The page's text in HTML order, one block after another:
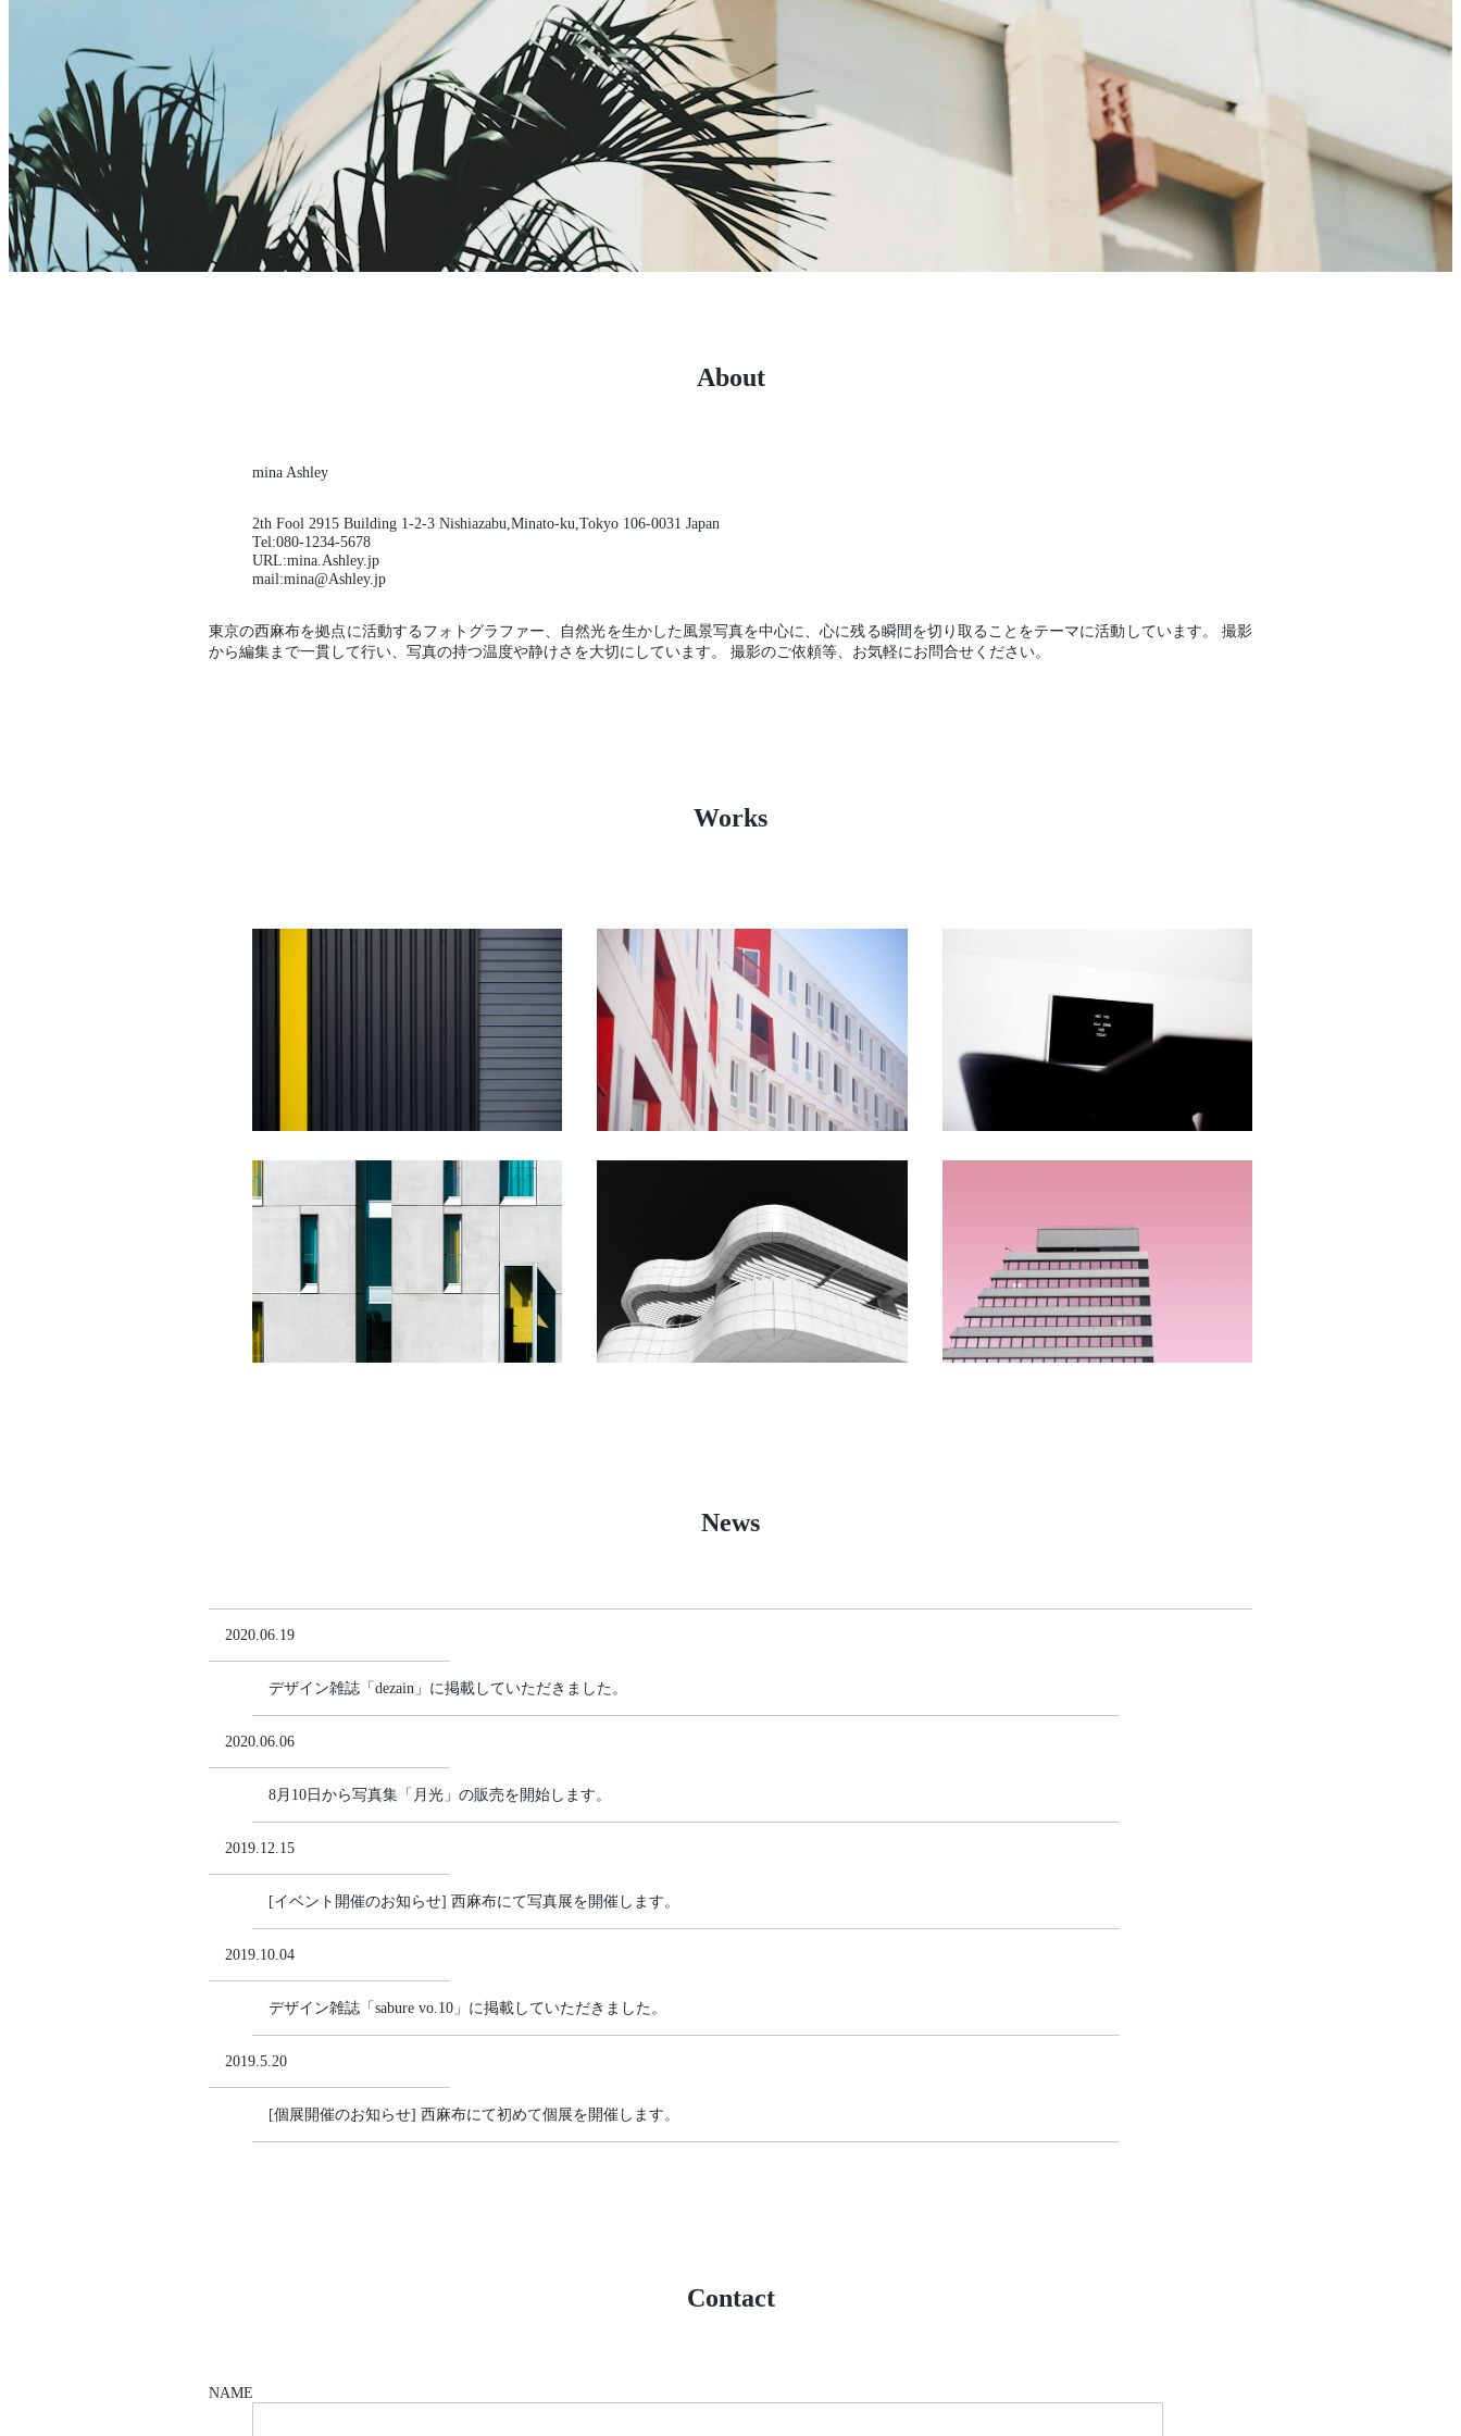
About
mina Ashley
2th Fool 2915 Building 1-2-3 Nishiazabu,Minato-ku,Tokyo 106-0031 Japan
Tel:080-1234-5678
URL:mina.Ashley.jp
mail:mina@Ashley.jp
東京の西麻布を拠点に活動するフォトグラファー、自然光を生かした風景写真を中心に、心に残る瞬間を切り取ることをテーマに活動しています。 撮影
から編集まで一貫して行い、写真の持つ温度や静けさを大切にしています。 撮影のご依頼等、お気軽にお問合せください。
Works
News
2020.06.19
デザイン雑誌「dezain」に掲載していただきました。
2020.06.06
8月10日から写真集「月光」の販売を開始します。
2019.12.15
[イベント開催のお知らせ] 西麻布にて写真展を開催します。
2019.10.04
デザイン雑誌「sabure vo.10」に掲載していただきました。
2019.5.20
[個展開催のお知らせ] 西麻布にて初めて個展を開催します。
Contact
NAME